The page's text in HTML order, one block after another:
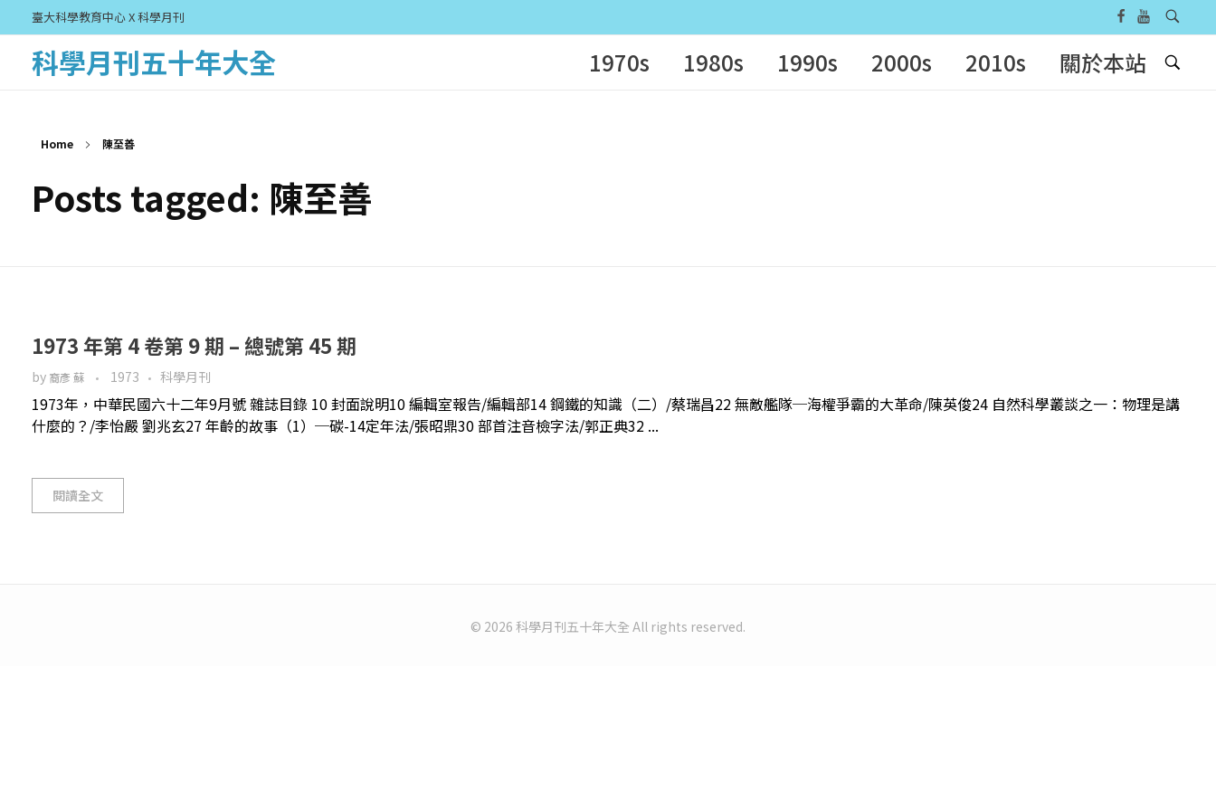
臺大科學教育中心 X 科學月刊
科學月刊五十年大全 1970s 1980s 1990s 2000s 2010s 關於本站
Home 陳至善
Posts tagged: 陳至善
1973 年第 4 卷第 9 期 – 總號第 45 期
by 裔彥 蘇 1973 科學月刊
1973年，中華民國六十二年9月號 雜誌目錄 10 封面說明10 編輯室報告/編輯部14 鋼鐵的知識（二）/蔡瑞昌22 無敵艦隊─海權爭霸的大革命/陳英俊24 自然科學叢談之一：物理是講
什麼的？/李怡嚴 劉兆玄27 年齡的故事（1）─碳-14定年法/張昭鼎30 部首注音檢字法/郭正典32 ...
閱讀全文
© 2026 科學月刊五十年大全 All rights reserved.